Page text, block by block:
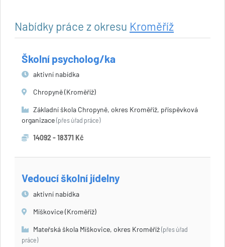
Nabídky práce z okresu Kroměříž
Školní psycholog/ka
aktivní nabídka
Chropyně (Kroměříž)
Základní škola Chropyně, okres Kroměříž, příspěvková
organizace (přes úřad práce)
14092 - 18371 Kč
Vedoucí školní jídelny
aktivní nabídka
Míškovice (Kroměříž)
Mateřská škola Míškovice, okres Kroměříž (přes úřad
práce)